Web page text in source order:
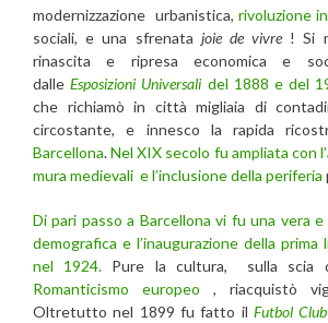
modernizzazione urbanistica, rivoluzione
sociali, e una sfrenata joie de vivre ! Si
rinascita e ripresa economica e
dalleEsposizioni Universali del 1888 e del
che richiamò in città migliaia di
circostante, e innesco la rapida
Barcellona.Nel XIX secolo fu ampliata con
mura medievali e l’inclusione della periferia
Di pari passo a Barcellona vi fu una vera
demografica e l’inaugurazione della prima
nel 1924. Pure la cultura, sulla scia
Romanticismo europeo , riacquistò
Oltretutto nel 1899 fu fatto il Futbol